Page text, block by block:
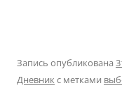
Запись опубликована
Дневникс метками